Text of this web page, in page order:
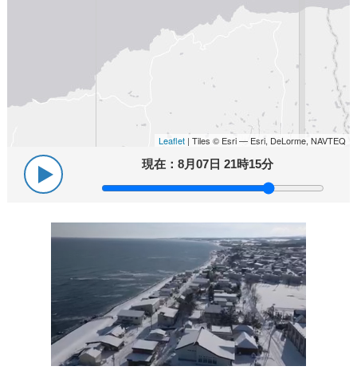
Leaflet | Tiles © Esri — Esri, DeLorme, NAVTEQ
現在：8月07日 21時15分